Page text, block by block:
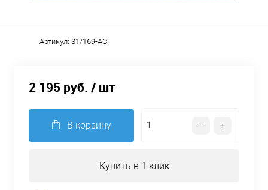
Артикул: 31/169-AC
2 195 руб. / шт
В корзину
Купить в 1 клик